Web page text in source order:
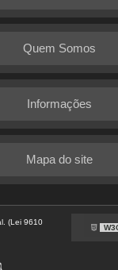
Quem Somos
Informações
Mapa do site
(Lei 9610